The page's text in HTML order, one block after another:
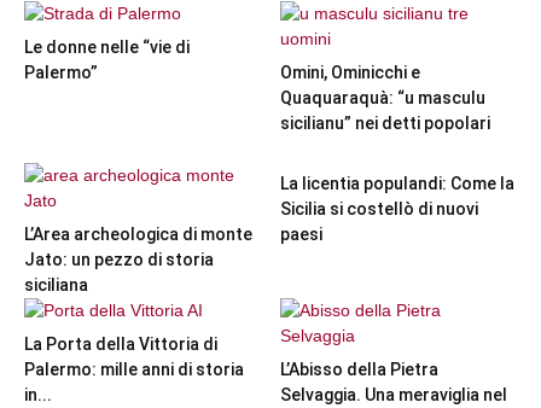
Le donne nelle “vie di
Palermo”
Omini, Ominicchi e
Quaquaraquà: “u masculu
sicilianu” nei detti popolari
L’Area archeologica di monte
Jato: un pezzo di storia
siciliana
La licentia populandi: Come la
Sicilia si costellò di nuovi
paesi
La Porta della Vittoria di
Palermo: mille anni di storia
in...
L’Abisso della Pietra
Selvaggia. Una meraviglia nel